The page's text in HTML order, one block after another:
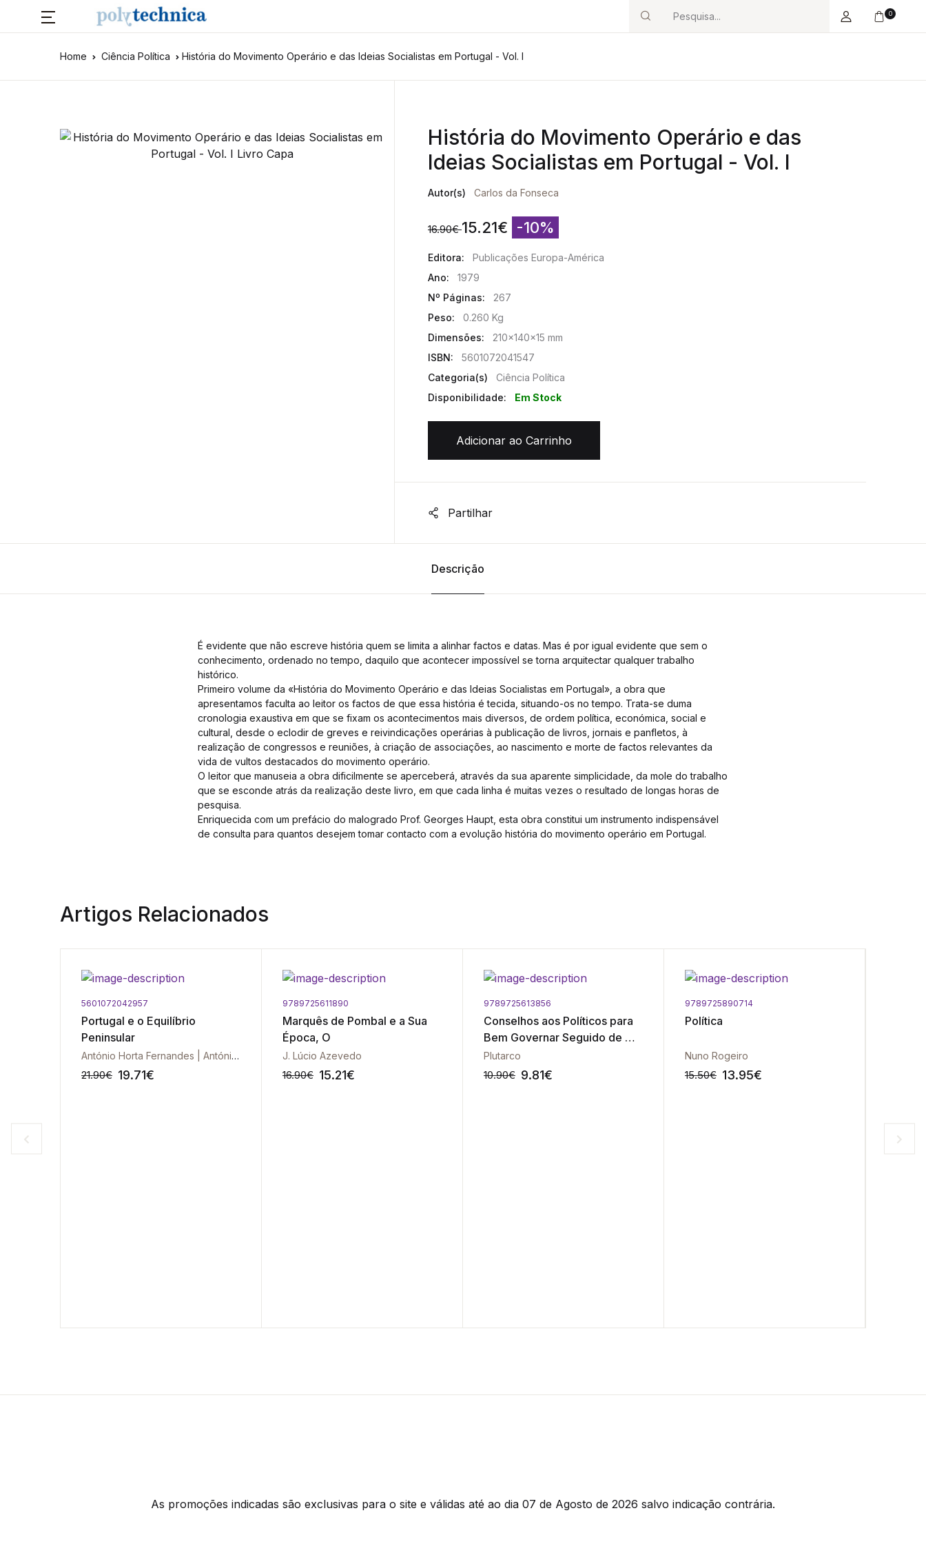
Search
0
Home Ciência Política História do Movimento Operário e das Ideias Socialistas em Portugal - Vol. I
História do Movimento Operário e das
Ideias Socialistas em Portugal - Vol. I
Autor(s) Carlos da Fonseca
16.90€ 15.21€ -10%
Editora:
Publicações Europa-América
Ano:
1979
Nº Páginas:
267
Peso:
0.260 Kg
Dimensões:
210x140x15 mm
ISBN:
5601072041547
Categoria(s)
Ciência Política
Disponibilidade:
Em Stock
Adicionar ao Carrinho
Partilhar
Descrição
É evidente que não escreve história quem se limita a alinhar factos e datas. Mas é por igual evidente que sem o
conhecimento, ordenado no tempo, daquilo que acontecer impossível se torna arquitectar qualquer trabalho
histórico.
Primeiro volume da «História do Movimento Operário e das Ideias Socialistas em Portugal», a obra que
apresentamos faculta ao leitor os factos de que essa história é tecida, situando-os no tempo. Trata-se duma
cronologia exaustiva em que se fixam os acontecimentos mais diversos, de ordem política, económica, social e
cultural, desde o eclodir de greves e reivindicações operárias à publicação de livros, jornais e panfletos, à
realização de congressos e reuniões, à criação de associações, ao nascimento e morte de factos relevantes da
vida de vultos destacados do movimento operário.
O leitor que manuseia a obra dificilmente se aperceberá, através da sua aparente simplicidade, da mole do trabalho
que se esconde atrás da realização deste livro, em que cada linha é muitas vezes o resultado de longas horas de
pesquisa.
Enriquecida com um prefácio do malogrado Prof. Georges Haupt, esta obra constitui um instrumento indispensável
de consulta para quantos desejem tomar contacto com a evolução história do movimento operário em Portugal.
Artigos Relacionados
5601072042957
Portugal e o Equilíbrio
Peninsular
António Horta Fernandes | António Paulo Duarte
21.90€ 19.71€
9789725611890
Marquês de Pombal e a Sua
Época, O
J. Lúcio Azevedo
16.90€ 15.21€
9789725613856
Conselhos aos Políticos para
Bem Governar Seguido de A
Um Dirigente sem Educação
Plutarco
10.90€ 9.81€
9789725890714
Política
Nuno Rogeiro
15.50€ 13.95€
As promoções indicadas são exclusivas para o site e válidas até ao dia 07 de Agosto de 2026 salvo indicação contrária.